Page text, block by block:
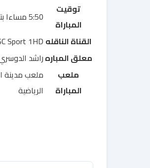
توقيت
المباراة
5:50 مساءا بتوقيت مصر
القناة الناقله Sport 1HD
معلق المبارهراشد
ملعب
المباراة
ملعب مدينة
الرياضية